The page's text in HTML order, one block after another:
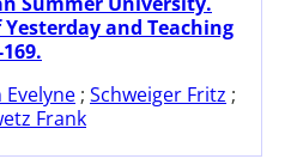
and Teaching
Evelyne ; Schweiger Fritz ;
Frank